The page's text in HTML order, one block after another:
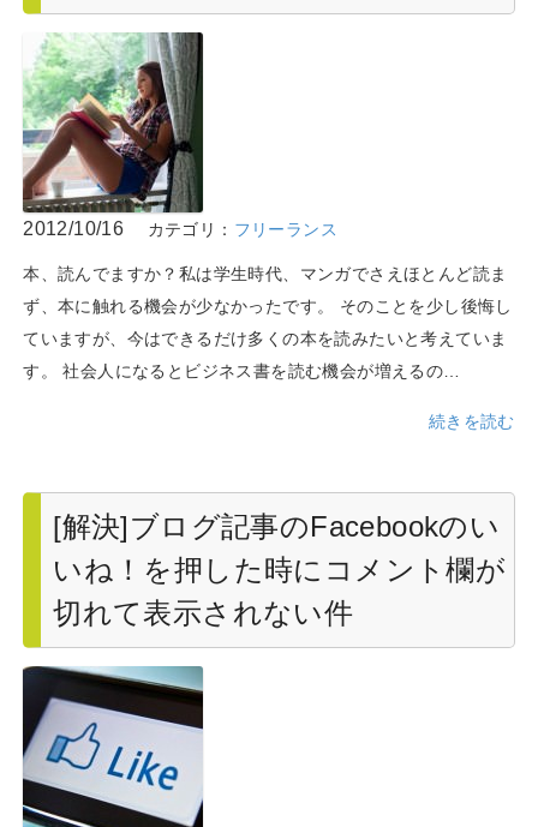
2012/10/16 カテゴリ： フリーランス
本、読んでますか？私は学生時代、マンガでさえほとんど読ま
ず、本に触れる機会が少なかったです。 そのことを少し後悔し
ていますが、今はできるだけ多くの本を読みたいと考えていま
す。 社会人になるとビジネス書を読む機会が増えるの…
続きを読む
[解決]ブログ記事のFacebookのい
いね！を押した時にコメント欄が
切れて表示されない件